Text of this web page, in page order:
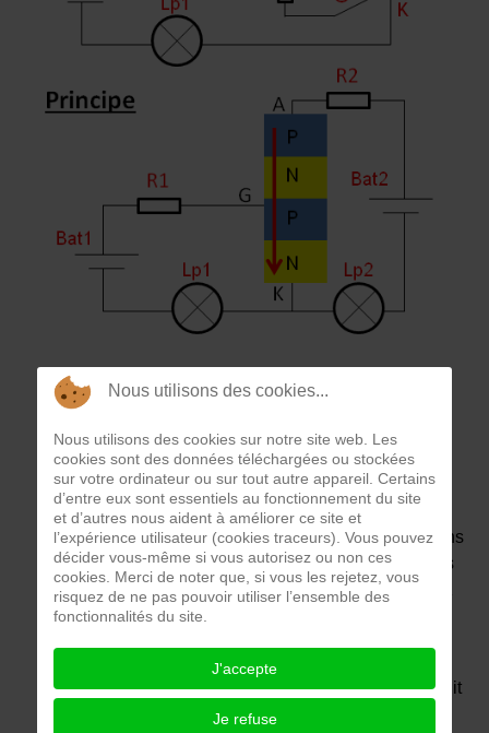
Le thyristor est un semi conducteur constitué de
quatre couches dopées N et P, il permet en mode
« conducteur » de faire passer un courant d'une
anode A vers une cathode K lorsqu'un courant de
commande supérieur à un seuil prédéterminé est
injecté à sa gâchette G.
Le thyristor peut être identifié à partir des inscriptions
sur son corps. Ce qui permet de situer ses 3 bornes
dont l'anode A (reliée à l'alimentation), la cathode K
(reliée à la charge à alimenter) et la gâchette G
Pour le tester précisément, on le dessoude du circuit
électrique, on recherche sa fiche technique sur
Nous utilisons des cookies...
Nous utilisons des cookies sur notre site web. Les
cookies sont des données téléchargées ou stockées
sur votre ordinateur ou sur tout autre appareil. Certains
d’entre eux sont essentiels au fonctionnement du site
et d’autres nous aident à améliorer ce site et
l’expérience utilisateur (cookies traceurs). Vous pouvez
décider vous-même si vous autorisez ou non ces
cookies. Merci de noter que, si vous les rejetez, vous
risquez de ne pas pouvoir utiliser l’ensemble des
fonctionnalités du site.
J'accepte
Je refuse